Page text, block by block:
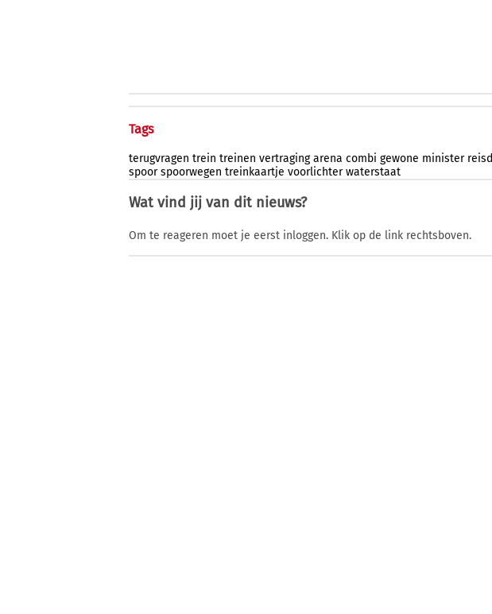
Tags
terugvragen trein treinen vertraging arena combi gewone minister
spoor spoorwegen treinkaartje voorlichter waterstaat
Wat vind jij van dit nieuws?
Om te reageren moet je eerst inloggen. Klik op de link rechtsboven.